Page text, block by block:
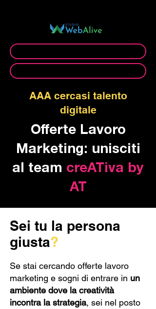
AAA cercasi talento
digitale
Offerte Lavoro
Marketing: unisciti
al team creATiva by
AT
Sei tu la persona
giusta?
Se stai cercando offerte lavoro
marketing e sogni di entrare in un
ambiente dove la creatività
incontra la strategia, sei nel posto